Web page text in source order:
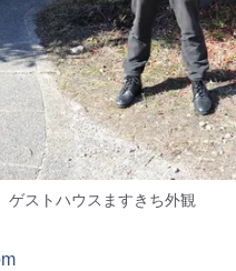
ゲストハウスますきち外観